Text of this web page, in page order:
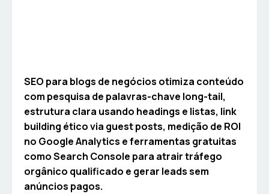
SEO para blogs de negócios otimiza conteúdo
com pesquisa de palavras-chave long-tail,
estrutura clara usando headings e listas, link
building ético via guest posts, medição de ROI
no Google Analytics e ferramentas gratuitas
como Search Console para atrair tráfego
orgânico qualificado e gerar leads sem
anúncios pagos.